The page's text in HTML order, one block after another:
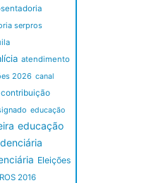
serpros
atendimento
2026 canal
contribuição
educação
educação
Eleições
2016